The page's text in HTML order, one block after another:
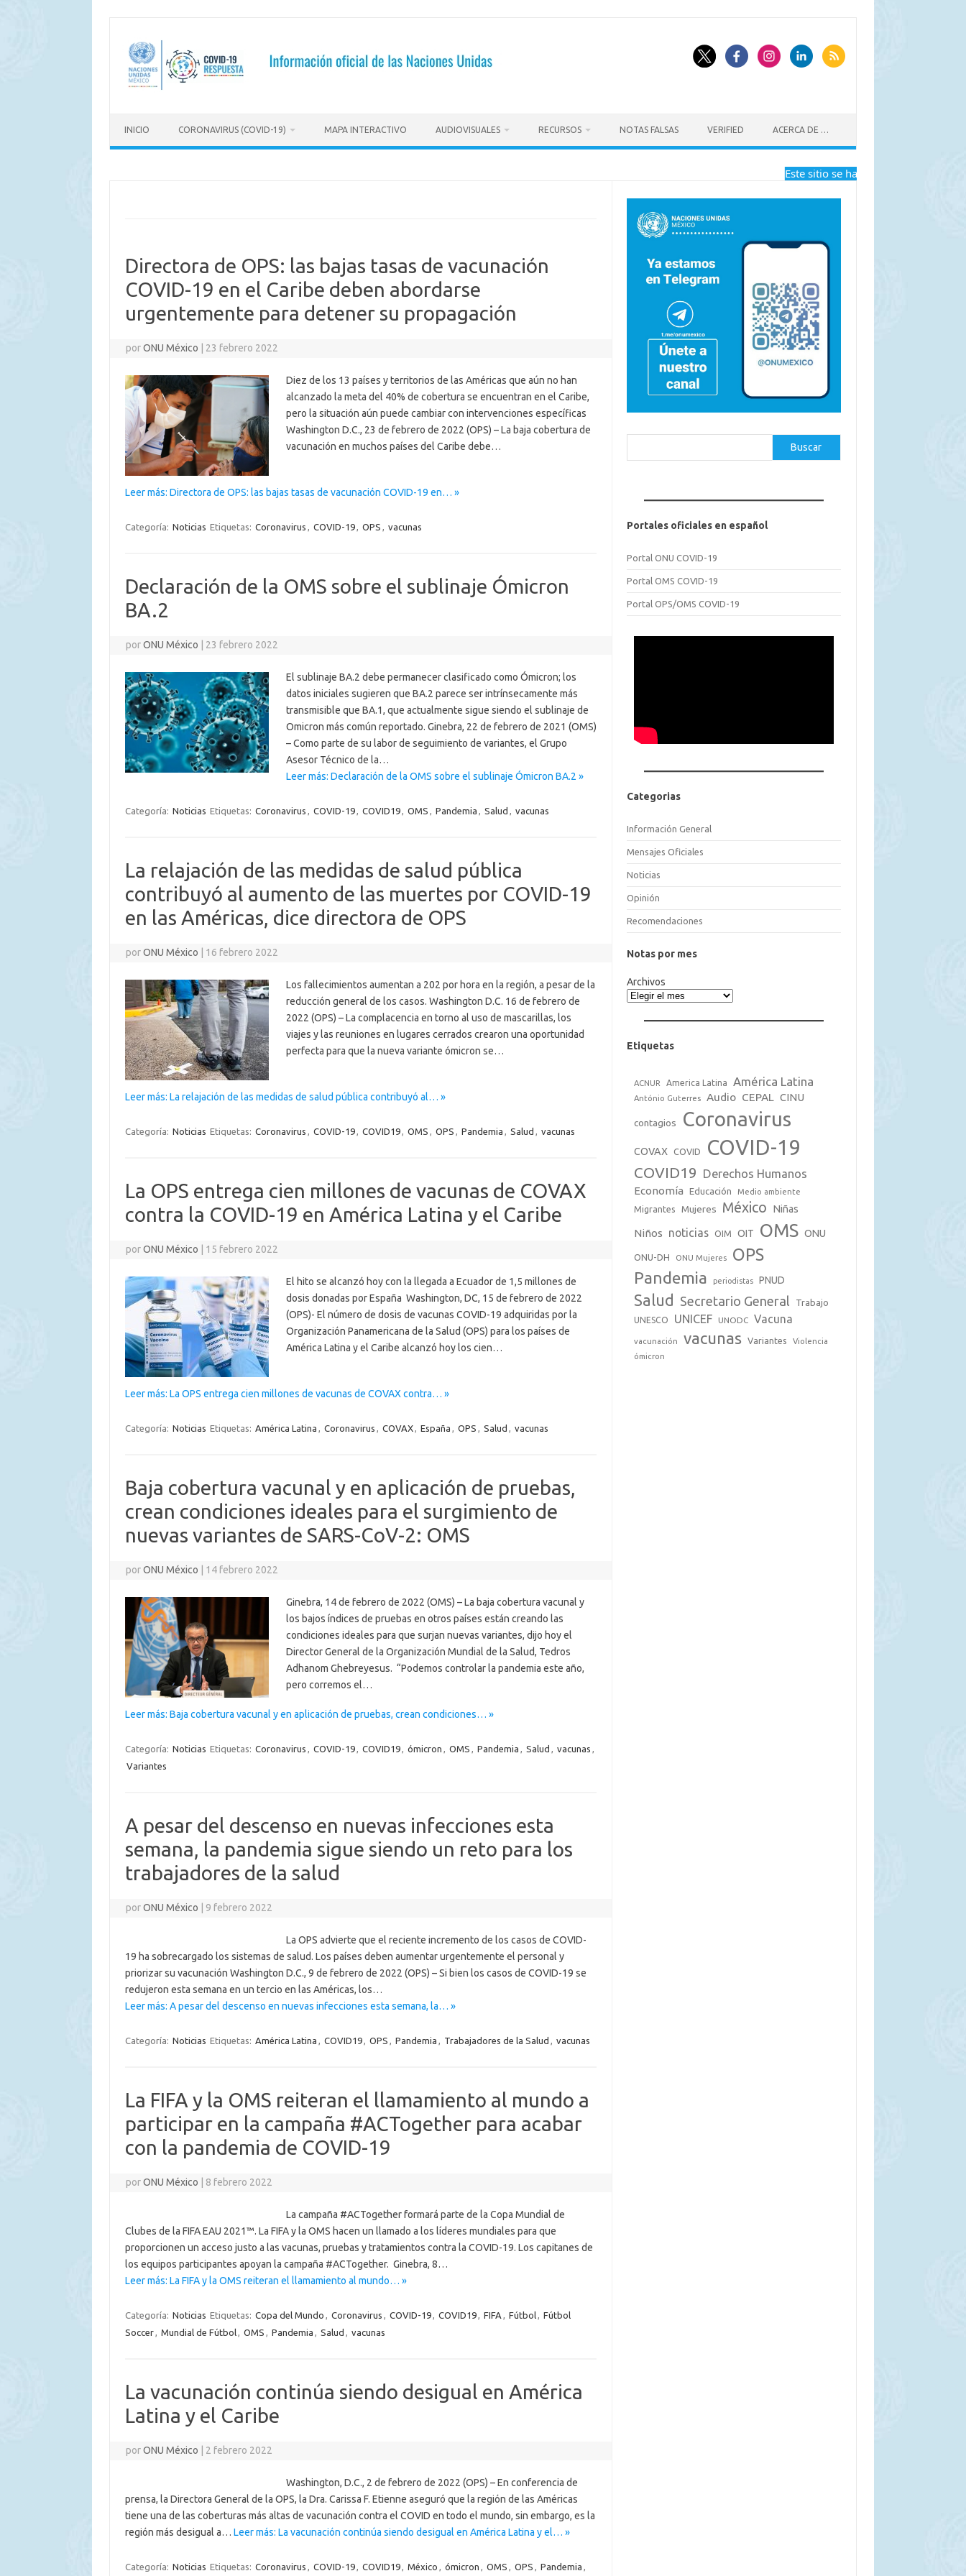
contenido
INICIO CORONAVIRUS (COVID-19) MAPA INTERACTIVO AUDIOVISUALES RECURSOS NOTAS FALSAS VERIFIED ACERCA DE …
Este sitio se ha dejado de actualizar a
Directora de OPS: las bajas tasas de vacunación
COVID-19 en el Caribe deben abordarse
urgentemente para detener su propagación
porONU México 23 febrero 2022
Diez de los 13 países y territorios de las Américas que aún no han
alcanzado la meta del 40% de cobertura se encuentran en el Caribe,
pero la situación aún puede cambiar con intervenciones específicas
Washington D.C., 23 de febrero de 2022 (OPS) – La baja cobertura de
vacunación en muchos países del Caribe debe…
Leer más: Directora de OPS: las bajas tasas de vacunación COVID-19 en… »
Categoría: Noticias Etiquetas: Coronavirus , COVID-19, OPS , vacunas
Declaración de la OMS sobre el sublinaje Ómicron
BA.2
porONU México 23 febrero 2022
El sublinaje BA.2 debe permanecer clasificado como Ómicron; los
datos iniciales sugieren que BA.2 parece ser intrínsecamente más
transmisible que BA.1, que actualmente sigue siendo el sublinaje de
Omicron más común reportado. Ginebra, 22 de febrero de 2021 (OMS)
– Como parte de su labor de seguimiento de variantes, el Grupo
Asesor Técnico de la…
Leer más: Declaración de la OMS sobre el sublinaje Ómicron BA.2 »
Categoría: Noticias Etiquetas: Coronavirus , COVID-19, COVID19, OMS , Pandemia , Salud , vacunas
La relajación de las medidas de salud pública
contribuyó al aumento de las muertes por COVID-19
en las Américas, dice directora de OPS
porONU México 16 febrero 2022
Los fallecimientos aumentan a 202 por hora en la región, a pesar de la
reducción general de los casos. Washington D.C. 16 de febrero de
2022 (OPS) – La complacencia en torno al uso de mascarillas, los
viajes y las reuniones en lugares cerrados crearon una oportunidad
perfecta para que la nueva variante ómicron se…
Leer más: La relajación de las medidas de salud pública contribuyó al… »
Categoría: Noticias Etiquetas: Coronavirus , COVID-19, COVID19, OMS , OPS , Pandemia , Salud , vacunas
La OPS entrega cien millones de vacunas de COVAX
contra la COVID-19 en América Latina y el Caribe
porONU México 15 febrero 2022
El hito se alcanzó hoy con la llegada a Ecuador de 1,5 millones de
dosis donadas por España Washington, DC, 15 de febrero de 2022
(OPS)- El número de dosis de vacunas COVID-19 adquiridas por la
Organización Panamericana de la Salud (OPS) para los países de
América Latina y el Caribe alcanzó hoy los cien…
Leer más: La OPS entrega cien millones de vacunas de COVAX contra… »
Categoría: Noticias Etiquetas: América Latina , Coronavirus , COVAX, España , OPS , Salud , vacunas
Baja cobertura vacunal y en aplicación de pruebas,
crean condiciones ideales para el surgimiento de
nuevas variantes de SARS-CoV-2: OMS
porONU México 14 febrero 2022
Ginebra, 14 de febrero de 2022 (OMS) – La baja cobertura vacunal y
los bajos índices de pruebas en otros países están creando las
condiciones ideales para que surjan nuevas variantes, dijo hoy el
Director General de la Organización Mundial de la Salud, Tedros
Adhanom Ghebreyesus. “Podemos controlar la pandemia este año,
pero corremos el…
Leer más: Baja cobertura vacunal y en aplicación de pruebas, crean condiciones… »
Categoría: Noticias Etiquetas: Coronavirus , COVID-19, COVID19, ómicron , OMS , Pandemia , Salud , vacunas ,
Variantes
A pesar del descenso en nuevas infecciones esta
semana, la pandemia sigue siendo un reto para los
trabajadores de la salud
porONU México 9 febrero 2022
La OPS advierte que el reciente incremento de los casos de COVID-
19 ha sobrecargado los sistemas de salud. Los países deben aumentar urgentemente el personal y
priorizar su vacunación Washington D.C., 9 de febrero de 2022 (OPS) – Si bien los casos de COVID-19 se
redujeron esta semana en un tercio en las Américas, los…
Leer más: A pesar del descenso en nuevas infecciones esta semana, la… »
Categoría: Noticias Etiquetas: América Latina , COVID19, OPS , Pandemia , Trabajadores de la Salud , vacunas
La FIFA y la OMS reiteran el llamamiento al mundo a
participar en la campaña #ACTogether para acabar
con la pandemia de COVID-19
porONU México 8 febrero 2022
La campaña #ACTogether formará parte de la Copa Mundial de
Clubes de la FIFA EAU 2021™. La FIFA y la OMS hacen un llamado a los líderes mundiales para que
proporcionen un acceso justo a las vacunas, pruebas y tratamientos contra la COVID-19. Los capitanes de
los equipos participantes apoyan la campaña #ACTogether. Ginebra, 8…
Leer más: La FIFA y la OMS reiteran el llamamiento al mundo… »
Categoría: Noticias Etiquetas: Copa del Mundo , Coronavirus , COVID-19, COVID19, FIFA , Fútbol, Fútbol
Soccer, Mundial de Fútbol, OMS , Pandemia , Salud , vacunas
La vacunación continúa siendo desigual en América
Latina y el Caribe
porONU México 2 febrero 2022
Washington, D.C., 2 de febrero de 2022 (OPS) – En conferencia de
prensa, la Directora General de la OPS, la Dra. Carissa F. Etienne aseguró que la región de las Américas
tiene una de las coberturas más altas de vacunación contra el COVID en todo el mundo, sin embargo, es la
región más desigual a… Leer más: La vacunación continúa siendo desigual en América Latina y el… »
Categoría: Noticias Etiquetas: Coronavirus , COVID-19, COVID19, México , ómicron , OMS , OPS , Pandemia ,
Buscar
Portales oficiales en español
Portal ONU COVID-19
Portal OMS COVID-19
Portal OPS/OMS COVID-19
Categorias
Información General
Mensajes Oficiales
Noticias
Opinión
Recomendaciones
Notas por mes
Archivos
Etiquetas
ACNUR America Latina América Latina
António Guterres Audio CEPAL CINU
contagios Coronavirus
COVAX COVID COVID-19
COVID19 Derechos Humanos
Economía Educación Medio ambiente
Migrantes Mujeres México Niñas
Niños noticias OIM OIT OMS ONU
ONU-DH ONU Mujeres OPS
Pandemia periodistas PNUD
Salud Secretario General Trabajo
UNESCO UNICEF UNODC Vacuna
vacunación vacunas Variantes
Violencia
ómicron